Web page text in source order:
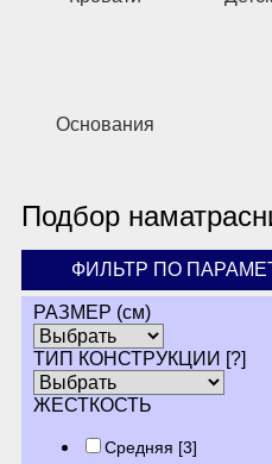
Основания
Подбор
ФИЛЬТР ПО
РАЗМЕР (см)
ТИП КОНСТРУКЦИИ [?]
ЖЕСТКОСТЬ
Средняя [3]